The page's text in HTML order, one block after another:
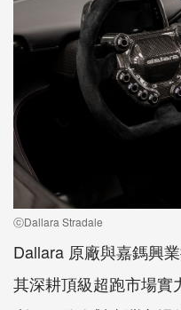
ⓒDallara Stradale
Dallara 原廠與嘉鎷興
其深耕頂級超跑市場實